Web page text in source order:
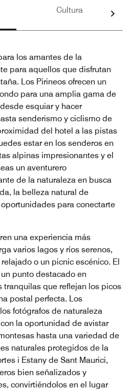
Cultura
los amantes de la
para aquellos que disfrutan
Los Pirineos ofrecen un
para una amplia gama de
esquiar y hacer
senderismo y ciclismo de
del hotel a las pistas
estar en los senderos en
alpinas impresionantes y el
un aventurero
de la naturaleza en busca
la belleza natural de
para conectarte
una experiencia más
varios lagos y ríos serenos,
o un picnic escénico. El
punto destacado en
tranquilas que reflejan los picos
postal perfecta. Los
fotógrafos de naturaleza
la oportunidad de avistar
hasta una variedad de
naturales protegidos de la
i Estany de Sant Maurici,
bien señalizados y
convirtiéndolos en el lugar